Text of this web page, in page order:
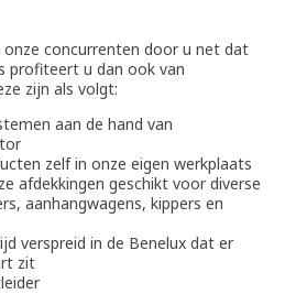
onze concurrenten door u net dat
profiteert u dan ook van
zijn als volgt:
aan de hand van
zelf in onze eigen werkplaats
afdekkingen geschikt voor diverse
aanhangwagens, kippers en
verspreid in de Benelux dat er
zit